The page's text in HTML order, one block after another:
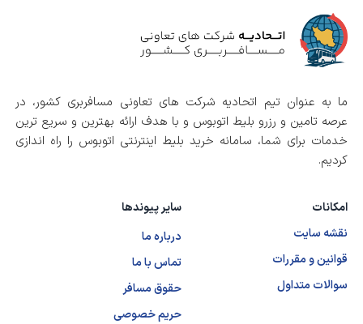
ما به عنوان تیم اتحادیه شرکت های تعاونی مسافربری کشور، در
عرصه تامین و رزرو بلیط اتوبوس و با هدف ارائه بهترین و سریع ترین
خدمات برای شما، سامانه خرید بلیط اینترنتی اتوبوس را راه اندازی
کردیم.
امکانات
نقشه سایت
قوانین و مقررات
سوالات متداول
سایر پیوندها
درباره ما
تماس با ما
حقوق مسافر
حریم خصوصی